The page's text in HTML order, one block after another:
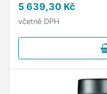
5 639,30 Kč
včetně DPH